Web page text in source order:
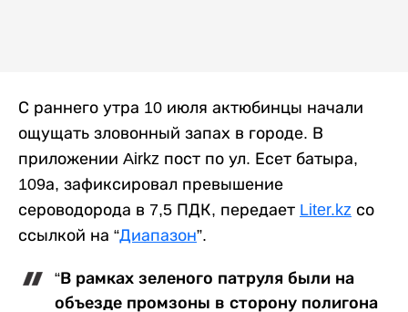
С раннего утра 10 июля актюбинцы начали
ощущать зловонный запах в городе. В
приложении Airkz пост по ул. Есет батыра,
109а, зафиксировал превышение
сероводорода в 7,5 ПДК, передает Liter.kz со
ссылкой на “Диапазон”.
“В рамках зеленого патруля были на
объезде промзоны в сторону полигона